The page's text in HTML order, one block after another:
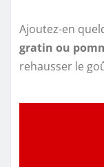
Ajoutez-en
gratin ou
rehausser le